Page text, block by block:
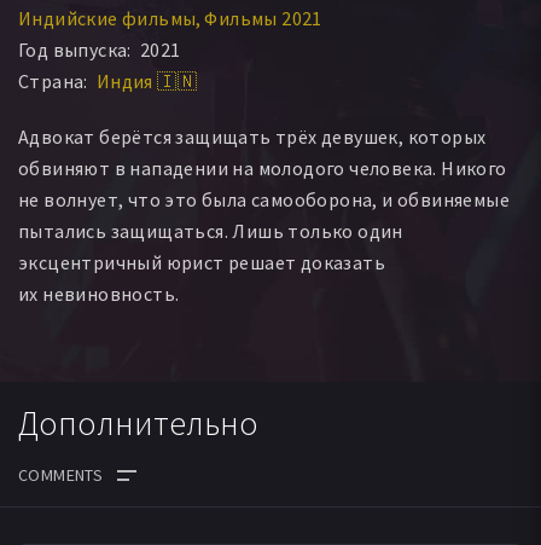
Индийские фильмы Фильмы 2021
Год выпуска: 2021
Страна: Индия 🇮🇳
Адвокат берётся защищать трёх девушек, которых
обвиняют в нападении на молодого человека. Никого
не волнует, что это была самооборона, и обвиняемые
пытались защищаться. Лишь только один
эксцентричный юрист решает доказать
их невиновность.
Дополнительно